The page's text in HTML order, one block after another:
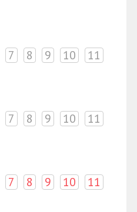
7 8 9 10
11
7 8 9 10
11
7 8 9 10
11